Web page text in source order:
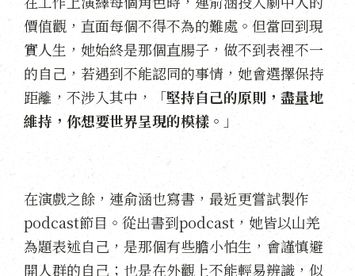
價值觀，直面每個不得不為的難處。但當回到現
實人生，她始終是那個直腸子，做不到表裡不一
的自己，若遇到不能認同的事情，她會選擇保持
距離，不涉入其中，「堅持自己的原則，盡量地
維持，你想要世界呈現的模樣。 」
在演戲之餘，連俞涵也寫書，最近更嘗試製作
podcast節目。從出書到podcast，她皆以山羌
為題表述自己，是那個有些膽小怕生，會謹慎避
開人群的自己；也是在外觀上不能輕易辨識，似